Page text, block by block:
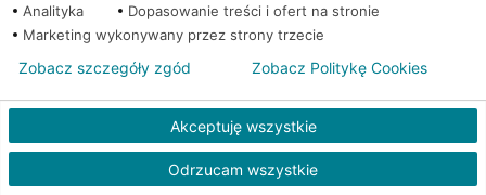
Kraków, ul. Wrocławska 43A Bankomat (Euronet)
Kraków, ul. Wysłouchów 1 Bankomat (Euronet)
Kraków, ul. Zakopiańska 105 Bankomat (Euronet)
Analityka
Dopasowanie treści i ofert na stronie
Marketing wykonywany przez strony trzecie
Akceptuję wszystkie
Odrzucam wszystkie
Zobacz szczegóły zgód Zobacz Politykę Cookies